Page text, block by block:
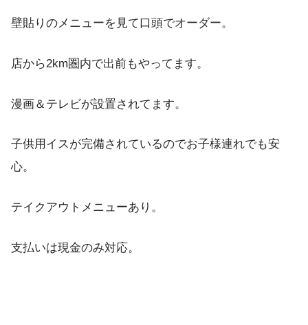
壁貼りのメニューを見て口頭でオーダー。
店から2km圏内で出前もやってます。
漫画＆テレビが設置されてます。
子供用イスが完備されているのでお子様連れでも安
心。
テイクアウトメニューあり。
支払いは現金のみ対応。